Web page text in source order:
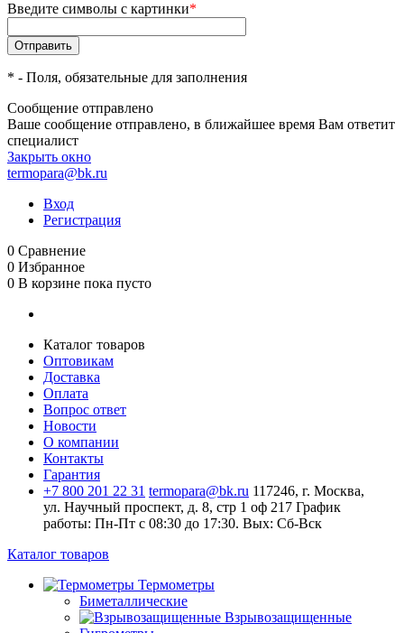
Введите символы с картинки*
* - Поля, обязательные для заполнения
Сообщение отправлено
Ваше сообщение отправлено, в ближайшее время Вам ответит
специалист
Закрыть окно
termopara@bk.ru
Вход
Регистрация
0 Сравнение
0 Избранное
0 В корзине пока пусто
Каталог товаров
Оптовикам
Доставка
Оплата
Вопрос ответ
Новости
О компании
Контакты
Гарантия
+7 800 201 22 31 termopara@bk.ru 117246, г. Москва,
ул. Научный проспект, д. 8, стр 1 оф 217 График
работы: Пн‑Пт с 08:30 до 17:30. Вых: Сб‑Вск
Каталог товаров
Термометры
Биметаллические
Взрывозащищенные